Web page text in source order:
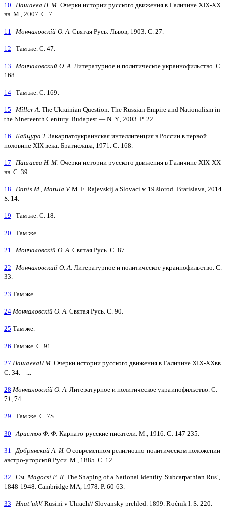
10 Пашаева Н. М. Очерки истории русского движения в Галичине ХІХ-ХХ
вв. М., 2007. С. 7.
11 Мончаловскій О. А. Святая Русь. Львов, 1903. С. 27.
12 Там же. С. 47.
13 Мончаловский О. А. Литературное и политическое украинофильство. С.
168.
14 Там же. С. 169.
15 Miller А. The Ukrainian Question. The Russian Empire and Nationalism in
the Nineteenth Century. Budapest — N. Y., 2003. P. 22.
16 Байцура T. Закарпатоукраинская интеллигенция в России в первой
половине XIX века. Братислава, 1971. С. 168.
17 Пашаева Н. М. Очерки истории русского движения в Галичине XIX-XX
вв. С. 39.
18 Danis М., Matula V. М. F. Rajevskij a Slovaci ѵ 19 ślorod. Bratislava, 2014.
S. 14.
19 Там же. С. 18.
20 Там же.
21 Мончаловскій О. А. Святая Русь. С. 87.
22 Мончаловский О. А. Литературное и политическое украинофильство. С.
33.
23 Там же.
24 Мончаловскій О. А. Святая Русь. С. 90.
25 Там же.
26 Там же. С. 91.
27 ПашаеваН.М. Очерки истории русского движения в Галичине ХІХ-ХХвв.
С. 34. ... -
28 Мончаловскій О. А. Литературное и политическое украинофильство. С.
71, 74.
29 Там же. С. 7S.
30 Аристов Ф. Ф. Карпато-русские писатели. М., 1916. С. 147-235.
31 Добрянский А. И. О современном религиозно-политическом положении
австро-угорской Руси. М., 1885. С. 12.
32 См. Magocsi Р. R. The Shaping of a National Identity. Subcarpathian Rus’,
1848-1948. Cambridge MA, 1978. P. 60-63.
33 Hnat’ukV. Rusini v Uhrach// Slovansky prehled. 1899. Roćnik I. S. 220.